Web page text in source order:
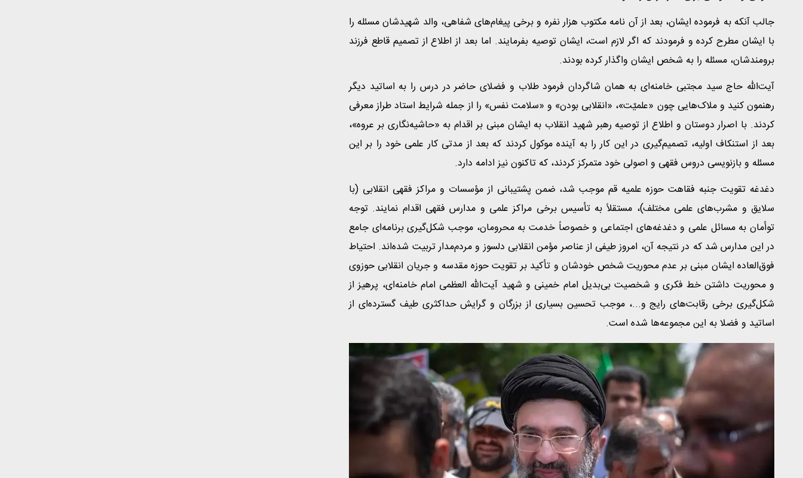
جالب آنکه به فرموده ایشان، بعد از آن نامه مکتوب هزار نفره و برخی پیغام‌های شفاهی، والد شهیدشان مسئله را
با ایشان مطرح کرده و فرمودند که اگر لازم است، ایشان توصیه بفرمایند. اما بعد از اطلاع از تصمیم قاطع فرزند
برومندشان، مسئله را به شخص ایشان واگذار کرده بودند.
آیت‌الله حاج سید مجتبی خامنه‌ای به همان شاگردان فرمود طلاب و فضلای حاضر در درس را به اساتید دیگر
رهنمون کنید و ملاک‌هایی چون «علمیّت»، «انقلابی بودن» و «سلامت نفس» را از جمله شرایط استاد طراز معرفی
کردند. با اصرار دوستان و اطلاع از توصیه رهبر شهید انقلاب به ایشان مبنی بر اقدام به «حاشیه‌نگاری بر عروه»،
بعد از استنکاف اولیه، تصمیم‌گیری در این کار را به آینده موکول کردند که بعد از مدتی کار علمی خود را بر این
مسئله و بازنویسی دروس فقهی و اصولی خود متمرکز کردند، که تاکنون نیز ادامه دارد.
دغدغه تقویت جنبه فقاهت حوزه علمیه قم موجب شد، ضمن پشتیبانی از مؤسسات و مراکز فقهی انقلابی (با
سلایق و مشرب‌های علمی مختلف)، مستقلاً به تأسیس برخی مراکز علمی و مدارس فقهی اقدام نمایند. توجه
توأمان به مسائل علمی و دغدغه‌های اجتماعی و خصوصاً خدمت به محرومان، موجب شکل‌گیری برنامه‌ای جامع
در این مدارس شد که در نتیجه آن، امروز طیفی از عناصر مؤمن انقلابی دلسوز و مردم‌مدار تربیت شده‌اند. احتیاط
فوق‌العاده ایشان مبنی بر عدم محوریت شخص خودشان و تأکید بر تقویت حوزه مقدسه و جریان انقلابی حوزوی
و محوریت داشتن خط فکری و شخصیت بی‌بدیل امام خمینی و شهید آیت‌الله العظمی امام خامنه‌ای، پرهیز از
شکل‌گیری برخی رقابت‌های رایج و...، موجب تحسین بسیاری از بزرگان و گرایش حداکثری طیف گسترده‌ای از
اساتید و فضلا به این مجموعه‌ها شده است.